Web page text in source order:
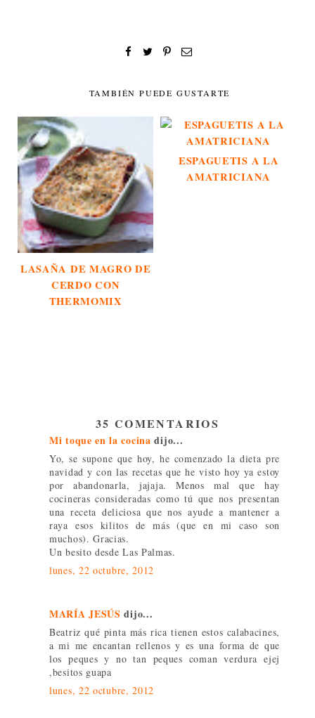
TAMBIÉN PUEDE GUSTARTE
LASAÑA DE MAGRO DE
CERDO CON
THERMOMIX
ESPAGUETIS A LA
AMATRICIANA
35 COMENTARIOS
Mi toque en la cocina dijo...
Yo, se supone que hoy, he comenzado la dieta pre
navidad y con las recetas que he visto hoy ya estoy
por abandonarla, jajaja. Menos mal que hay
cocineras consideradas como tú que nos presentan
una receta deliciosa que nos ayude a mantener a
raya esos kilitos de más (que en mi caso son
muchos). Gracias.
Un besito desde Las Palmas.
lunes, 22 octubre, 2012
MARÍA JESÚS dijo...
Beatriz qué pinta más rica tienen estos calabacines,
a mi me encantan rellenos y es una forma de que
los peques y no tan peques coman verdura ejej
,besitos guapa
lunes, 22 octubre, 2012